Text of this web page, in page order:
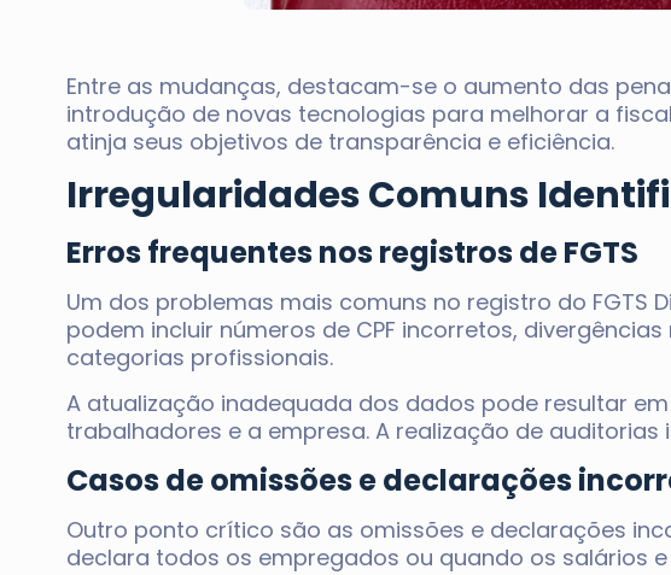
Entre as mudanças, destacam-se o aumento das
introdução de novas tecnologias para melhorar a
atinja seus objetivos de transparência e eficiência.
Irregularidades Comuns
Erros frequentes nos registros de FGTS
Um dos problemas mais comuns no registro do FGTS
podem incluir números de CPF incorretos,
categorias profissionais.
A atualização inadequada dos dados pode resultar
trabalhadores e a empresa. A realização de
Casos de omissões e declarações
Outro ponto crítico são as omissões e declarações
declara todos os empregados ou quando os salários